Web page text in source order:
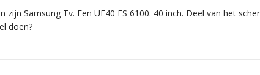
Samsung Tv. Een UE40 ES 6100. 40 inch. Deel van het
doen?